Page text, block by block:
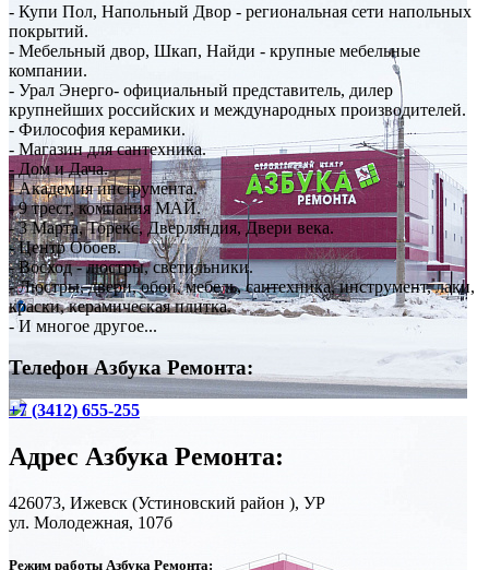
- Купи Пол, Напольный Двор - региональная сети напольных
покрытий.
- Мебельный двор, Шкап, Найди - крупные мебельные
компании.
- Урал Энерго- официальный представитель, дилер
крупнейших российских и международных производителей.
- Философия керамики.
- Магазин для сантехника.
- Дом и Дача.
- Академия инструмента.
- 9 трест, компания МАЙ.
- 3 Марта, Торекс, Дверляндия, Двери века.
- Центр Обоев.
- Восход - люстры, светильники.
- Люстры, двери, обои, мебель, сантехника, инструмент, лаки,
краски, керамическая плитка.
- И многое другое...
Телефон Азбука Ремонта:
+7 (3412) 655-255
Адрес Азбука Ремонта:
426073, Ижевск (Устиновский район ), УР
ул. Молодежная, 107б
Режим работы Азбука Ремонта: